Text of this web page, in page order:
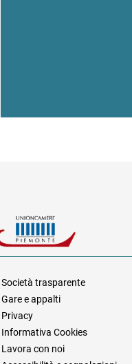
Società trasparente
Gare e appalti
Privacy
Informativa Cookies
Lavora con noi